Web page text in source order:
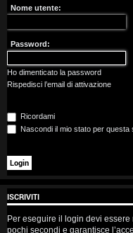
o
m
e
t
s
e
n
Nome utente:
Password:
Ho dimenticato la password
Rispedisci l’email di attivazione
Ricordami
Nascondi il mio stato per questa
ISCRIVITI
Per eseguire il login devi
pochi secondi e garantisce